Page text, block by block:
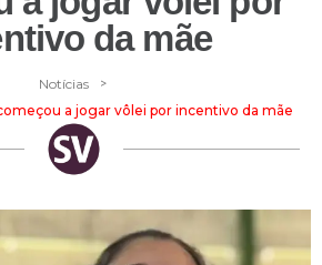
da mãe
Notícias >
a jogar vôlei por incentivo da mãe